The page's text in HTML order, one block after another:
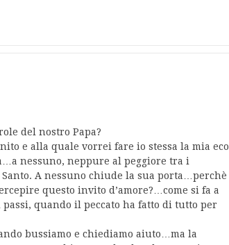
del nostro Papa?
e alla quale vorrei fare io stessa la mia eco
nessuno, neppure al peggiore tra i
A nessuno chiude la sua porta…perchè
questo invito d’amore?…come si fa a
quando il peccato ha fatto di tutto per
bussiamo e chiediamo aiuto…ma la